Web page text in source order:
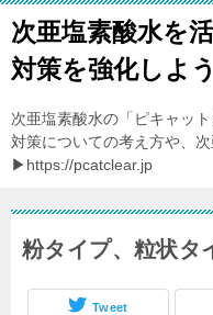
次亜塩素酸水を
対策を強化しよ
次亜塩素酸水の「ピキャッ
対策についての考え方や、
▶https://pcatclear.jp
粉タイプ、粒状タ
Tweet